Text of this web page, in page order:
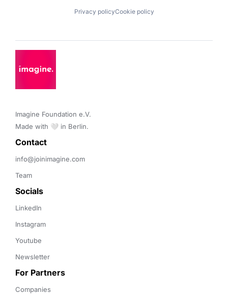
Privacy policyCookie policy
Imagine Foundation e.V.
Made with 🤍 in Berlin.
Contact
info@joinimagine.com
Team
Socials
LinkedIn
Instagram
Youtube
Newsletter
For Partners
Companies